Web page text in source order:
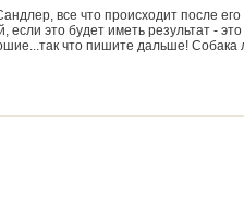
все что происходит после его
это будет иметь результат - это
что пишите дальше! Собака